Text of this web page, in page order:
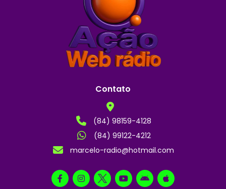
Contato
(84) 98159-4128
(84) 99122-4212
marcelo-radio@hotmail.com